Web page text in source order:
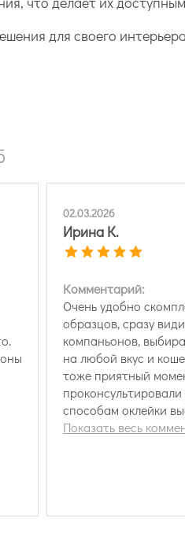
для своего
02.03.2026
Ирина К.
Комментарий:
Очень удобно
образцов, сразу
компаньонов, выбирать
на любой вкус и
тоже приятный
проконсультировали по
способам оклейки
что я не "золотую"
Показать весь